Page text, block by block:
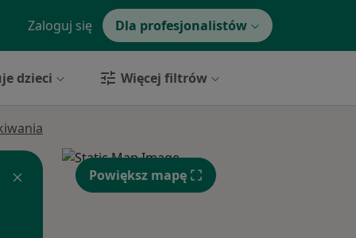
Zaloguj się Dla profesjonalistów
dzieci Więcej filtrów
Powiększ mapę